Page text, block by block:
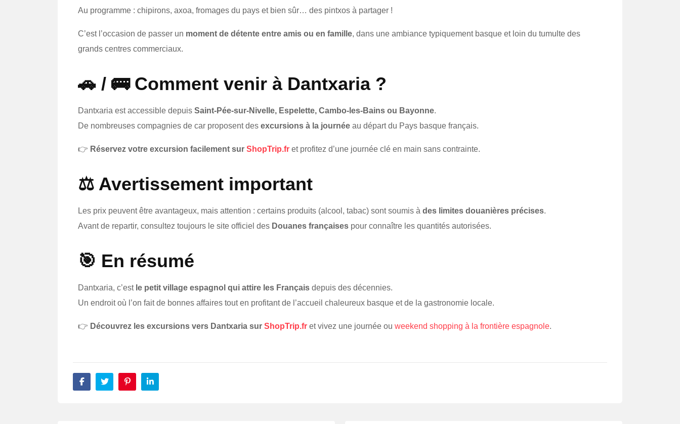
Au programme : chipirons, axoa, fromages du pays et bien sûr… des pintxos à partager !
C’est l’occasion de passer un moment de détente entre amis ou en famille, dans une ambiance typiquement basque et loin du tumulte des
grands centres commerciaux.
🚗 / 🚌 Comment venir à Dantxaria ?
Dantxaria est accessible depuis Saint-Pée-sur-Nivelle, Espelette, Cambo-les-Bains ou Bayonne.
De nombreuses compagnies de car proposent des excursions à la journée au départ du Pays basque français.
👉 Réservez votre excursion facilement sur ShopTrip.fr et profitez d’une journée clé en main sans contrainte.
⚖️ Avertissement important
Les prix peuvent être avantageux, mais attention : certains produits (alcool, tabac) sont soumis à des limites douanières précises.
Avant de repartir, consultez toujours le site officiel des Douanes françaises pour connaître les quantités autorisées.
🎯 En résumé
Dantxaria, c’est le petit village espagnol qui attire les Français depuis des décennies.
Un endroit où l’on fait de bonnes affaires tout en profitant de l’accueil chaleureux basque et de la gastronomie locale.
👉 Découvrez les excursions vers Dantxaria sur ShopTrip.fr et vivez une journée ou weekend shopping à la frontière espagnole.